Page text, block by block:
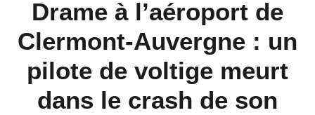
Drame à l’aéroport de
Clermont-Auvergne : un
pilote de voltige meurt
dans le crash de son